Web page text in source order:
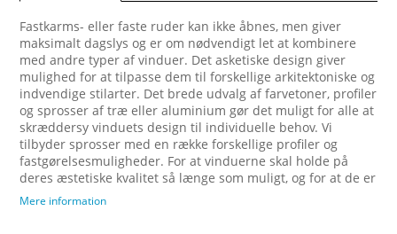
Fastkarms- eller faste ruder kan ikke åbnes, men giver
maksimalt dagslys og er om nødvendigt let at kombinere
med andre typer af vinduer. Det asketiske design giver
mulighed for at tilpasse dem til forskellige arkitektoniske og
indvendige stilarter. Det brede udvalg af farvetoner, profiler
og sprosser af træ eller aluminium gør det muligt for alle at
skræddersy vinduets design til individuelle behov. Vi
tilbyder sprosser med en række forskellige profiler og
fastgørelsesmuligheder. For at vinduerne skal holde på
deres æstetiske kvalitet så længe som muligt, og for at de er
mere brugbareunder vanskelige klimatiske forhold,
Mere information